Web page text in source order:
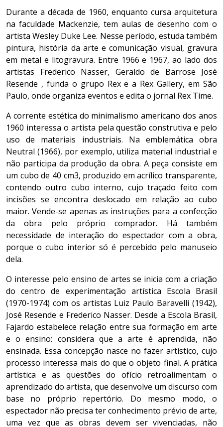
Durante a década de 1960, enquanto cursa arquitetura
na faculdade Mackenzie, tem aulas de desenho com o
artista Wesley Duke Lee. Nesse período, estuda também
pintura, história da arte e comunicação visual, gravura
em metal e litogravura. Entre 1966 e 1967, ao lado dos
artistas Frederico Nasser, Geraldo de Barrose José
Resende , funda o grupo Rex e a Rex Gallery, em São
Paulo, onde organiza eventos e edita o jornal Rex Time.
A corrente estética do minimalismo americano dos anos
1960 interessa o artista pela questão construtiva e pelo
uso de materiais industriais. Na emblemática obra
Neutral (1966), por exemplo, utiliza material industrial e
não participa da produção da obra. A peça consiste em
um cubo de 40 cm3, produzido em acrílico transparente,
contendo outro cubo interno, cujo traçado feito com
incisões se encontra deslocado em relação ao cubo
maior. Vende-se apenas as instruções para a confecção
da obra pelo próprio comprador. Há também
necessidade de interação do espectador com a obra,
porque o cubo interior só é percebido pelo manuseio
dela.
O interesse pelo ensino de artes se inicia com a criação
do centro de experimentação artística Escola Brasil
(1970-1974) com os artistas Luiz Paulo Baravelli (1942),
José Resende e Frederico Nasser. Desde a Escola Brasil,
Fajardo estabelece relação entre sua formação em arte
e o ensino: considera que a arte é aprendida, não
ensinada. Essa concepção nasce no fazer artístico, cujo
processo interessa mais do que o objeto final. A prática
artística e as questões do ofício retroalimentam o
aprendizado do artista, que desenvolve um discurso com
base no próprio repertório. Do mesmo modo, o
espectador não precisa ter conhecimento prévio de arte,
uma vez que as obras devem ser vivenciadas, não